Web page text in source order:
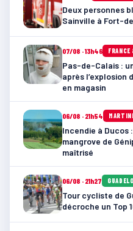
Deux personnes
Sainville à Fort-
07/08 · 13h46
Pas-de-Calais :
après l’explosion
en magasin
06/08 · 21h54
Incendie à Ducos
mangrove de
maîtrisé
06/08 · 21h27
Tour cycliste de
décroche un Top